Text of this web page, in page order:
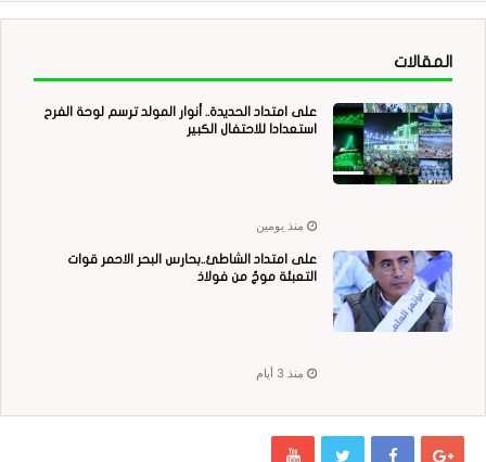
المقالات
على امتداد الحديدة.. أنوار المولد ترسم لوحة الفرح
استعدادا للاحتفال الكبير
منذ يومين
على امتداد الشاطئ..بحارس البحر الاحمر قوات
التعبئة موجٌ من فولاذ
منذ 3 أيام